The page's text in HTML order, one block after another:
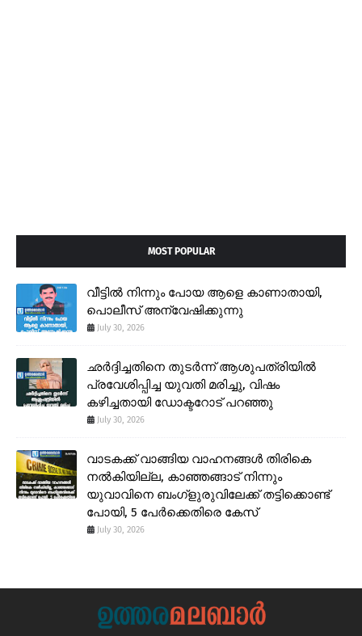
MOST POPULAR
വീട്ടിൽ നിന്നും പോയ ആളെ കാണാതായി,
പൊലീസ് അന്വേഷിക്കുന്നു
July 30, 2026
ഛർദ്ദിച്ചതിനെ തുടർന്ന് ആശുപത്രിയിൽ
പ്രവേശിപ്പിച്ച യുവതി മരിച്ചു, വിഷം
കഴിച്ചതായി ഡോക്ടറോട് പറഞ്ഞു
July 30, 2026
വാടകക്ക് വാങ്ങിയ വാഹനങ്ങൾ തിരികെ
നൽകിയില്ല, കാഞ്ഞങ്ങാട് നിന്നും
യുവാവിനെ ബംഗ്ളുരുവിലേക്ക് തട്ടിക്കൊണ്ട്
പോയി, 5 പേർക്കെതിരെ കേസ്
July 30, 2026